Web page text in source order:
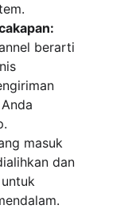
berarti
masuk
dan